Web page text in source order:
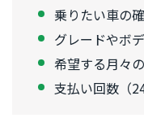
乗りたい車の
グレードやボ
希望する月々
支払い回数（